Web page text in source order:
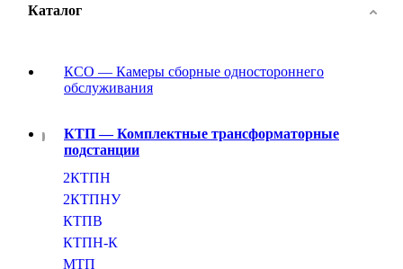
Каталог
КСО — Камеры сборные одностороннего
обслуживания
КТП — Комплектные трансформаторные
подстанции
2КТПН
2КТПНУ
КТПВ
КТПН-К
МТП